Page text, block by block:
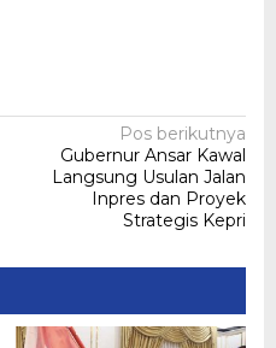
Pos berikutnya
Gubernur Ansar Kawal
Langsung Usulan Jalan
Inpres dan Proyek
Strategis Kepri